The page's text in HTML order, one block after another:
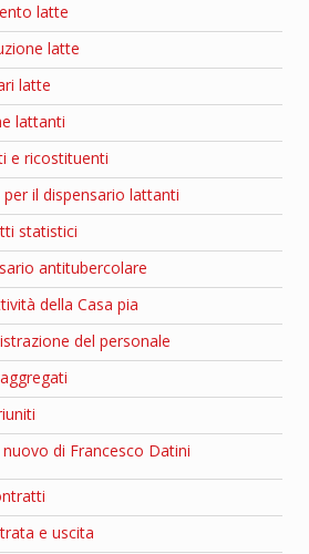
latte
latte
latte
lattanti
e ricostituenti
il dispensario lattanti
statistici
antitubercolare
della Casa pia
del personale
di Francesco Datini
e uscita